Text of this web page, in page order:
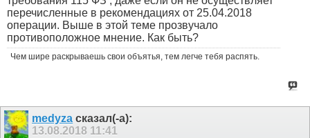
перечисленные в рекомендациях от 25.04.2018
операции. Выше в этой теме прозвучало
противоположное мнение. Как быть?
Чем шире раскрываешь свои объятья, тем легче тебя распять.
medyza сказал(-а):
13.08.2018 11:41